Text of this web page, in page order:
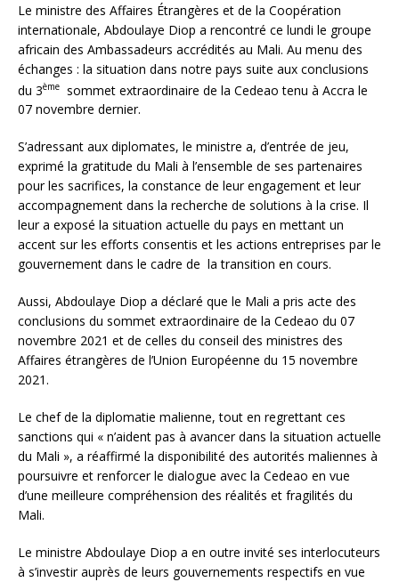
Le ministre des Affaires Étrangères et de la Coopération
internationale, Abdoulaye Diop a rencontré ce lundi le groupe
africain des Ambassadeurs accrédités au Mali. Au menu des
échanges : la situation dans notre pays suite aux conclusions
du 3ème sommet extraordinaire de la Cedeao tenu à Accra le
07 novembre dernier.
S’adressant aux diplomates, le ministre a, d’entrée de jeu,
exprimé la gratitude du Mali à l’ensemble de ses partenaires
pour les sacrifices, la constance de leur engagement et leur
accompagnement dans la recherche de solutions à la crise. Il
leur a exposé la situation actuelle du pays en mettant un
accent sur les efforts consentis et les actions entreprises par le
gouvernement dans le cadre de la transition en cours.
Aussi, Abdoulaye Diop a déclaré que le Mali a pris acte des
conclusions du sommet extraordinaire de la Cedeao du 07
novembre 2021 et de celles du conseil des ministres des
Affaires étrangères de l’Union Européenne du 15 novembre
2021.
Le chef de la diplomatie malienne, tout en regrettant ces
sanctions qui « n’aident pas à avancer dans la situation actuelle
du Mali », a réaffirmé la disponibilité des autorités maliennes à
poursuivre et renforcer le dialogue avec la Cedeao en vue
d’une meilleure compréhension des réalités et fragilités du
Mali.
Le ministre Abdoulaye Diop a en outre invité ses interlocuteurs
à s’investir auprès de leurs gouvernements respectifs en vue